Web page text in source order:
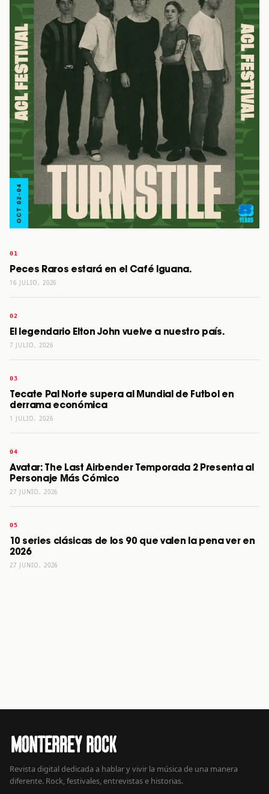
Peces Raros estará en el Café Iguana.
16 JULIO, 2026
El legendario Elton John vuelve a nuestro país.
7 JULIO, 2026
Tecate Pal Norte supera al Mundial de Futbol en
derrama económica
1 JULIO, 2026
Avatar: The Last Airbender Temporada 2 Presenta al
Personaje Más Cómico
27 JUNIO, 2026
10 series clásicas de los 90 que valen la pena ver en
2026
27 JUNIO, 2026
Revista digital dedicada a hablar y vivir la música de una manera
diferente. Rock, festivales, entrevistas e historias.